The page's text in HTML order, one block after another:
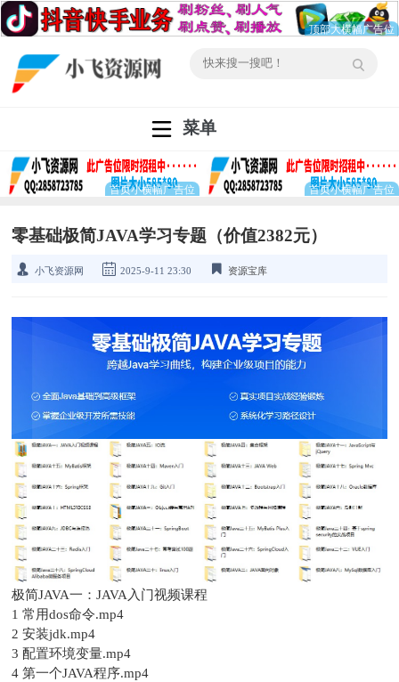
菜单
零基础极简JAVA学习专题（价值2382元）
小飞资源网 2025-9-11 23:30 资源宝库
极简JAVA一：JAVA入门视频课程
1 常用dos命令.mp4
2 安装jdk.mp4
3 配置环境变量.mp4
4 第一个JAVA程序.mp4